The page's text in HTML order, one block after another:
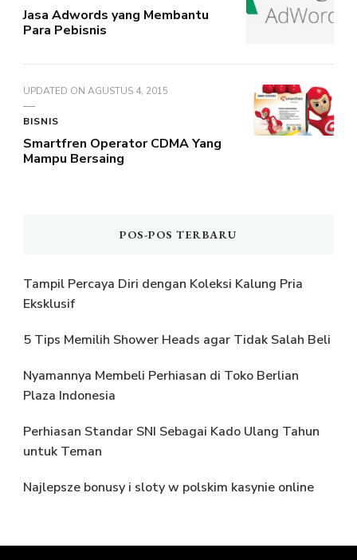
Jasa Adwords yang Membantu
Para Pebisnis
UPDATED ON AGUSTUS 4, 2015
BISNIS
Smartfren Operator CDMA Yang
Mampu Bersaing
POS-POS TERBARU
Tampil Percaya Diri dengan Koleksi Kalung Pria
Eksklusif
5 Tips Memilih Shower Heads agar Tidak Salah Beli
Nyamannya Membeli Perhiasan di Toko Berlian
Plaza Indonesia
Perhiasan Standar SNI Sebagai Kado Ulang Tahun
untuk Teman
Najlepsze bonusy i sloty w polskim kasynie online